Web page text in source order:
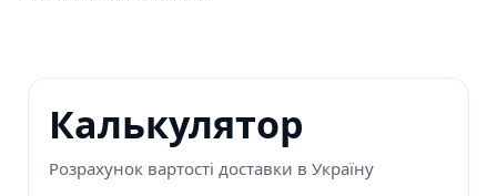
Калькулятор
Розрахунок вартості доставки в Україну